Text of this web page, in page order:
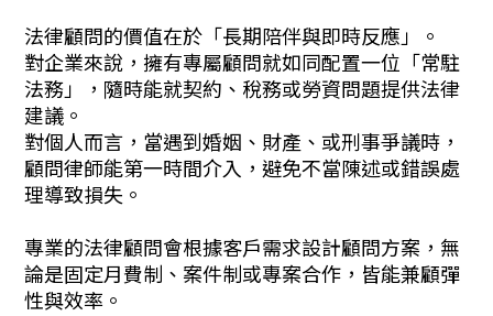
法律顧問的價值在於「長期陪伴與即時反應」。
對企業來說，擁有專屬顧問就如同配置一位「常駐
法務」，隨時能就契約、稅務或勞資問題提供法律
建議。
對個人而言，當遇到婚姻、財產、或刑事爭議時，
顧問律師能第一時間介入，避免不當陳述或錯誤處
理導致損失。
專業的法律顧問會根據客戶需求設計顧問方案，無
論是固定月費制、案件制或專案合作，皆能兼顧彈
性與效率。